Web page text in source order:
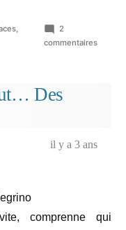
2
commentairessur
Des
il y a 3 ans
comprenne qui